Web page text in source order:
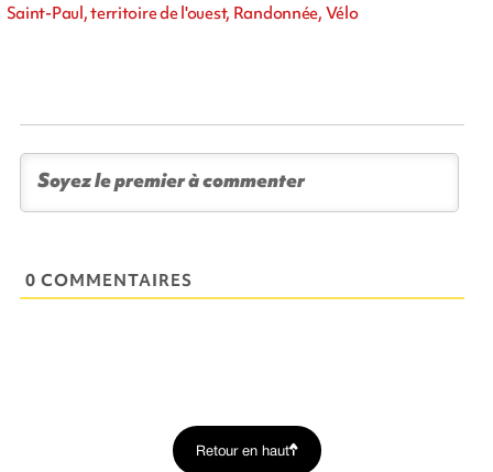
Saint-Paul, territoire de l'ouest, Randonnée, Vélo
0 COMMENTAIRES
Retour en haut